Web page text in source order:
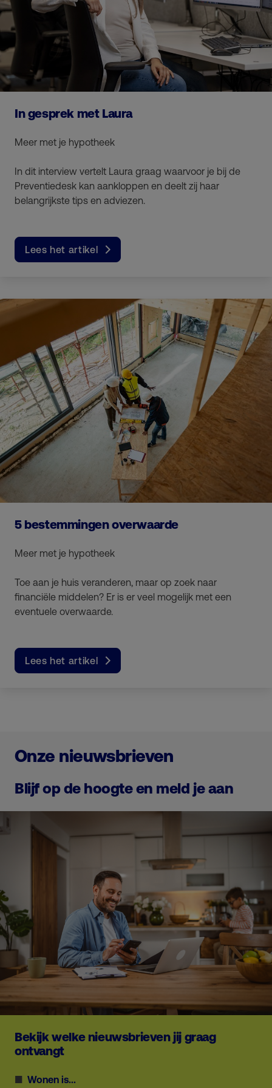
In gesprek met Laura
Meer met je hypotheek
In dit interview vertelt Laura graag waarvoor je bij de
Preventiedesk kan aankloppen en deelt zij haar
belangrijkste tips en adviezen.
Lees het artikel
5 bestemmingen overwaarde
Meer met je hypotheek
Toe aan je huis veranderen, maar op zoek naar
financiële middelen? Er is er veel mogelijk met een
eventuele overwaarde.
Lees het artikel
Onze nieuwsbrieven
Blijf op de hoogte en meld je aan
Bekijk welke nieuwsbrieven jij graag
ontvangt
Wonen is...